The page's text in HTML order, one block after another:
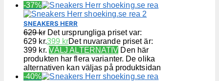
-37%
SNEAKERS HERR
629kr Det ursprungliga priset var:
629 kr.399 krDet nuvarande priset är:
399 kr. VÄLJ ALTERNATIV Den här
produkten har flera varianter. De olika
alternativen kan väljas på produktsidan
-40%